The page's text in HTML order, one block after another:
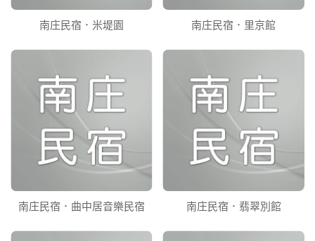
南庄民宿．米堤園 南庄民宿．里京館
南庄民宿．曲中居音樂民宿 南庄民宿．翡翠別館